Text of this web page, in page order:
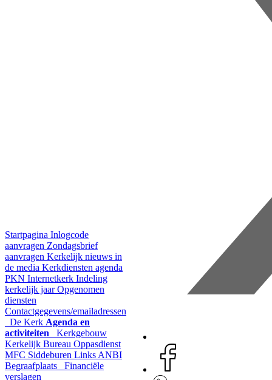
Startpagina Inlogcode
aanvragen Zondagsbrief
aanvragen Kerkelijk nieuws in
de media Kerkdiensten agenda
PKN Internetkerk Indeling
kerkelijk jaarOpgenomen
diensten
Contactgegevens/emailadressen
De Kerk Agenda en
activiteiten
Kerkgebouw
Kerkelijk Bureau Oppasdienst
MFC Siddeburen Links ANBI
Begraafplaats
Financiële
verslagen